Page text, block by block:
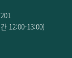
12:00-13:00)